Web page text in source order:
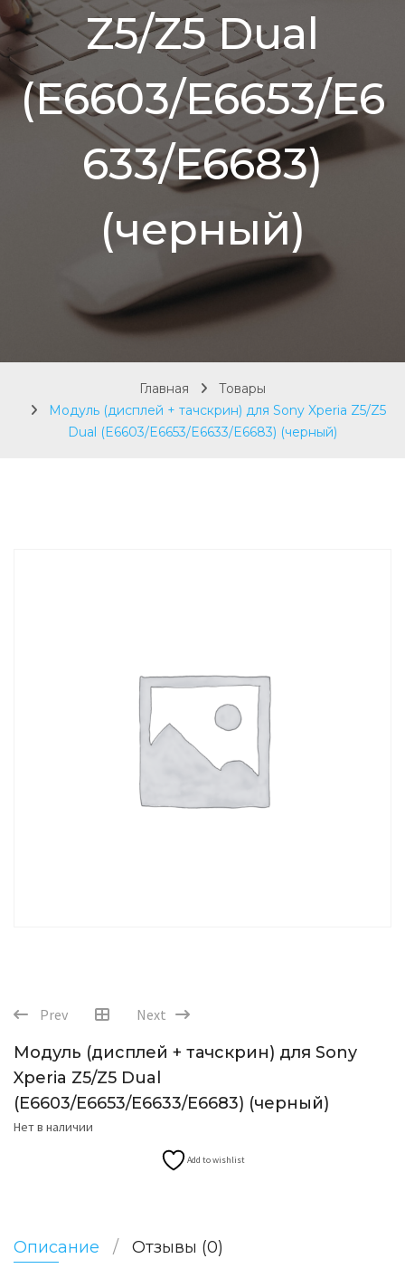
Z5/Z5 Dual
(E6603/E6653/E6
633/E6683)
(черный)
Главная
Товары
Модуль (дисплей + тачскрин) для Sony Xperia Z5/Z5
Dual (E6603/E6653/E6633/E6683) (черный)
Prev Next
Модуль (дисплей + тачскрин) для Sony
Xperia Z5/Z5 Dual
(E6603/E6653/E6633/E6683) (черный)
Нет в наличии
Add to wishlist
Описание Отзывы (0)